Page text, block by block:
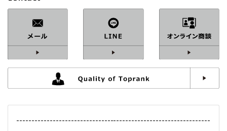
車検：R9
修復歴：
中古車
総排気量：4,000cc
----------------------------------------------------------------